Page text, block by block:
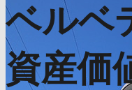
ベルベ
資産価